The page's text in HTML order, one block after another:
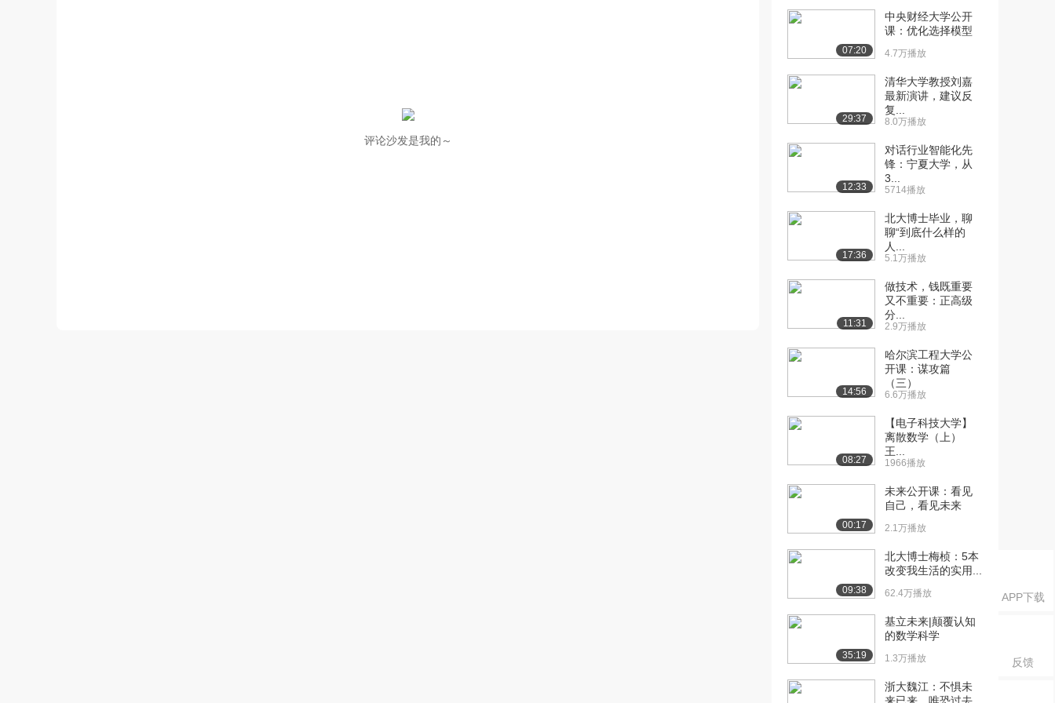
APP下载
反馈
评论沙发是我的～
[10] 电子科技大学公开
课：管理之道与管理...
2.8万播放
11:04
[11] 电子科技大学公开
课：管理对象：管理...
08:10
[12] 电子科技大学公开
课：管理对象：现代...
09:13
[13] 电子科技大学公开
课：现代管理对象：...
08:29
[14] 电子科技大学公开
课：管理对象之管理...
课：管理对象之管理...
课：管理对象之现代...
[17] 电子科技大学公开
课：现代管理对象之...
2.2万播放
[18] 电子科技大学公开
2.1万播放
[19] 电子科技大学公开
2.1万播放
[20] 电子科技大学公开
3.2万播放
07:20
中央财经大学公开
课：优化选择模型
4.7万播放
29:37
清华大学教授刘嘉
最新演讲，建议反
复...
8.0万播放
12:33
对话行业智能化先
锋：宁夏大学，从
3...
5714播放
17:36
北大博士毕业，聊
聊“到底什么样的
人...
5.1万播放
11:31
做技术，钱既重要
又不重要：正高级
分...
2.9万播放
14:56
哈尔滨工程大学公
开课：谋攻篇
（三）
6.6万播放
08:27
【电子科技大学】
离散数学（上）
王...
1966播放
00:17
未来公开课：看见
自己，看见未来
2.1万播放
09:38
北大博士梅桢：5本
改变我生活的实用...
62.4万播放
35:19
基立未来|颠覆认知
的数学科学
1.3万播放
浙大魏江：不惧未